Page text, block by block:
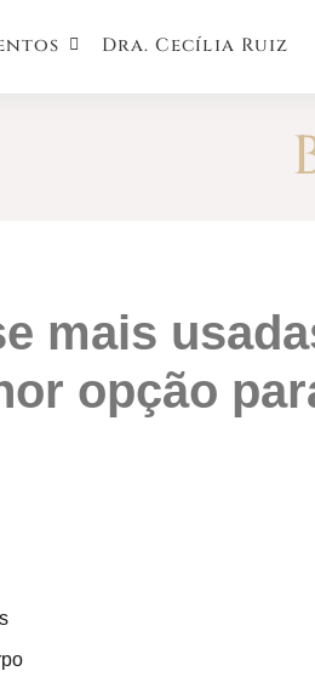
Dra. Cecília Ruiz
opção